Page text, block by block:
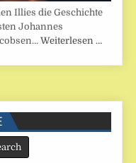
Illies die Geschichte
Johannes
Weiterlesen …